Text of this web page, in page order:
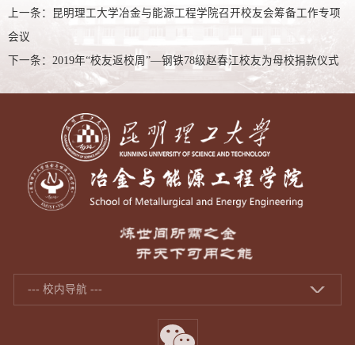
上一条：
昆明理工大学冶金与能源工程学院召开校友会筹备工作专项
会议
下一条： 2019年“校友返校周”—钢铁78级赵春江校友为母校捐款仪式
--- 校内导航 ---